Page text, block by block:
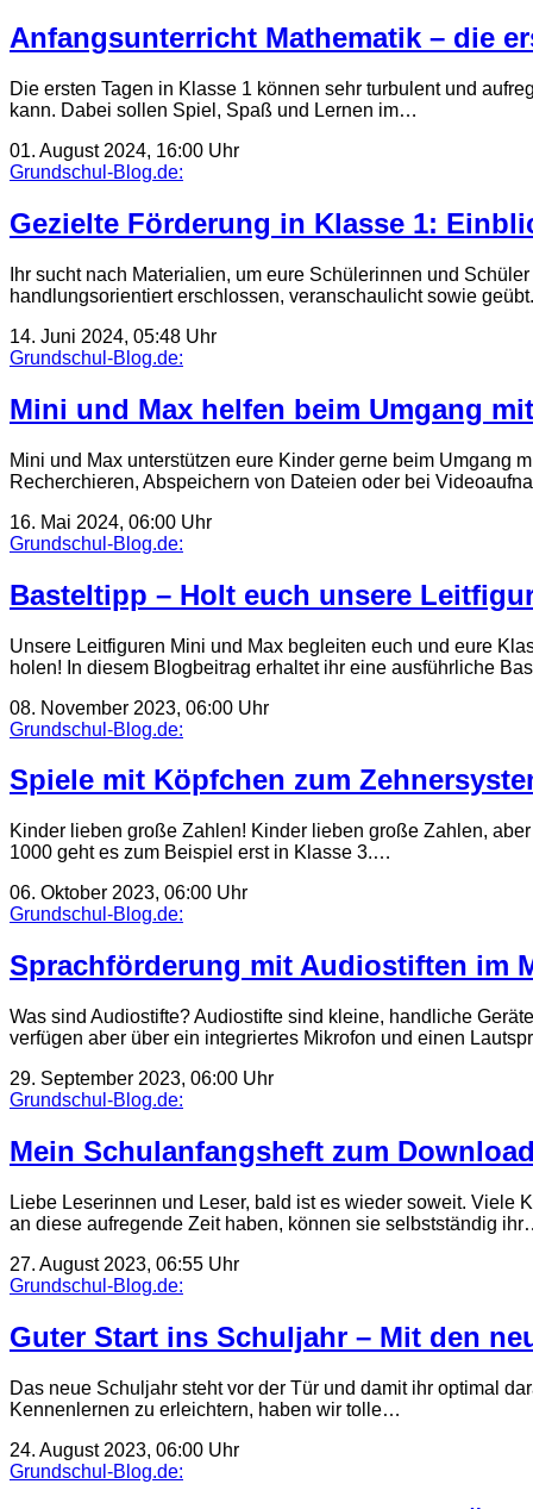
Anfangsunterricht Mathematik – die
Die ersten Tagen in Klasse 1 können sehr turbulent und
kann. Dabei sollen Spiel, Spaß und Lernen im…
01. August 2024, 16:00 Uhr
Grundschul-Blog.de:
Gezielte Förderung in Klasse 1:
Ihr sucht nach Materialien, um eure Schülerinnen und
handlungsorientiert erschlossen, veranschaulicht sowie
14. Juni 2024, 05:48 Uhr
Grundschul-Blog.de:
Mini und Max helfen beim Umgang
Mini und Max unterstützen eure Kinder gerne beim Umgang
Recherchieren, Abspeichern von Dateien oder bei
16. Mai 2024, 06:00 Uhr
Grundschul-Blog.de:
Basteltipp – Holt euch unsere
Unsere Leitfiguren Mini und Max begleiten euch und eure
holen! In diesem Blogbeitrag erhaltet ihr eine ausführliche
08. November 2023, 06:00 Uhr
Grundschul-Blog.de:
Spiele mit Köpfchen zum
Kinder lieben große Zahlen! Kinder lieben große Zahlen,
1000 geht es zum Beispiel erst in Klasse 3.…
06. Oktober 2023, 06:00 Uhr
Grundschul-Blog.de:
Sprachförderung mit Audiostiften im
Was sind Audiostifte? Audiostifte sind kleine, handliche
verfügen aber über ein integriertes Mikrofon und einen
29. September 2023, 06:00 Uhr
Grundschul-Blog.de:
Mein Schulanfangsheft zum
Liebe Leserinnen und Leser, bald ist es wieder soweit.
an diese aufregende Zeit haben, können sie selbstständig
27. August 2023, 06:55 Uhr
Grundschul-Blog.de:
Guter Start ins Schuljahr – Mit den
Das neue Schuljahr steht vor der Tür und damit ihr optimal
Kennenlernen zu erleichtern, haben wir tolle…
24. August 2023, 06:00 Uhr
Grundschul-Blog.de: